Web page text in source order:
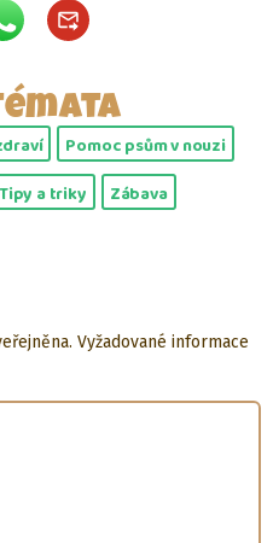
Pomoc psům v nouzi
Tipy a triky Zábava
Vyžadované informace